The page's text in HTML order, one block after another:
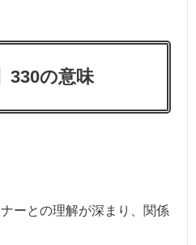
330の意味
ーとの理解が深まり、関係